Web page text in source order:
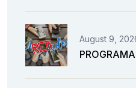
August 9,